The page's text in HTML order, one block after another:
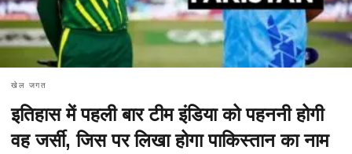
खेल जगत
इतिहास में पहली बार टीम इंडिया को पहननी होगी
वह जर्सी, जिस पर लिखा होगा पाकिस्तान का नाम